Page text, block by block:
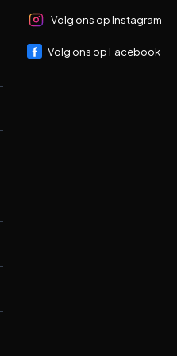
Volg ons op Instagram
Volg ons op Facebook